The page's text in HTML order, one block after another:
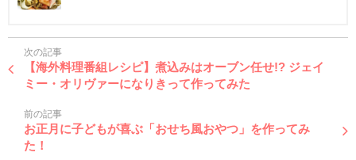
次の記事
【海外料理番組レシピ】煮込みはオーブン任せ!? ジェイ
ミー・オリヴァーになりきって作ってみた
前の記事
お正月に子どもが喜ぶ「おせち風おやつ」を作ってみ
た！